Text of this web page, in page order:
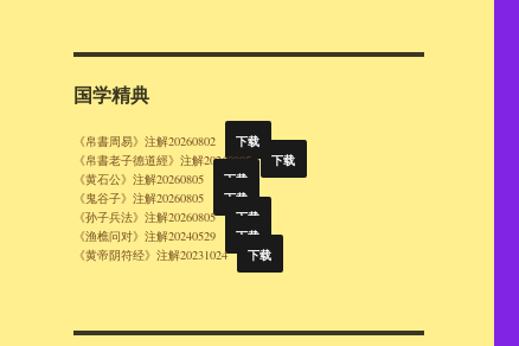
国学精典
《帛書周易》注解20260802 下载
《帛書老子德道經》注解20260805 下载
《黄石公》注解20260805 下载
《鬼谷子》注解20260805 下载
《孙子兵法》注解20260805 下载
《渔樵问对》注解20240529 下载
《黄帝阴符经》注解20231024 下载